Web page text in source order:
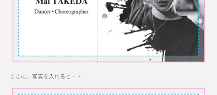
ここに、写真を入れると・・・